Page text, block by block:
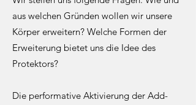
aus welchen Gründen wollen wir unsere
Körper erweitern? Welche Formen der
Erweiterung bietet uns die Idee des
Protektors?
Die performative Aktivierung der Add-